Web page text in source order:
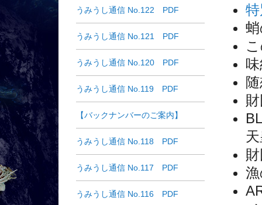
うみうし通信 No.122 PDF
うみうし通信 No.121 PDF
うみうし通信 No.120 PDF
うみうし通信 No.119 PDF
【バックナンバーのご案内】
うみうし通信 No.118 PDF
うみうし通信 No.117 PDF
うみうし通信 No.116 PDF